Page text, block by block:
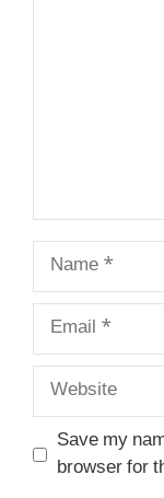
Name
Email
Website
Save my
browser for